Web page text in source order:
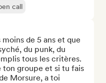
call
de 5 ans et que
du punk, du
tous les critères.
ton groupe et si tu fais
Morsure, a toi